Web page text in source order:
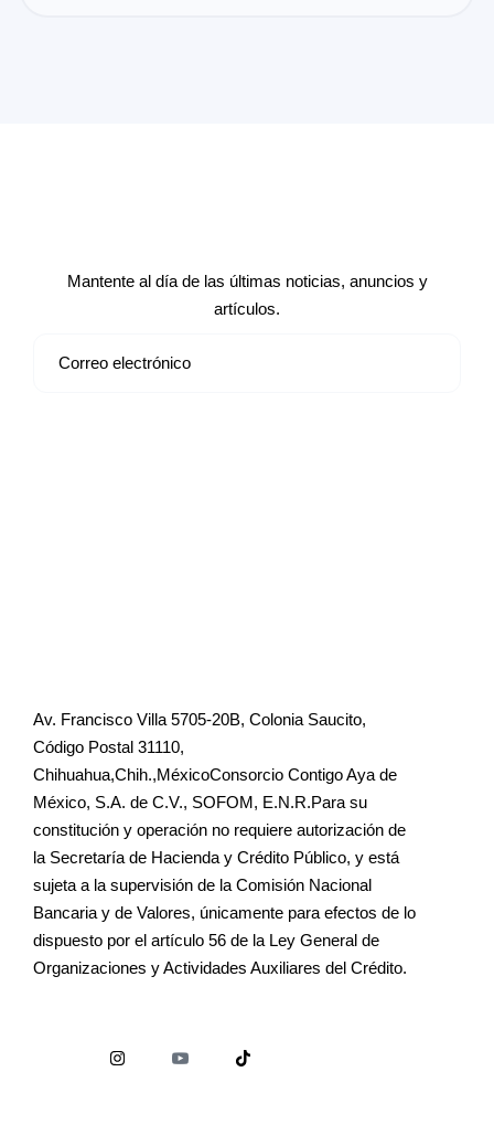
Mantente al día de las últimas noticias, anuncios y
artículos.
Av. Francisco Villa 5705-20B, Colonia Saucito,
Código Postal 31110,
Chihuahua,Chih.,MéxicoConsorcio Contigo Aya de
México, S.A. de C.V., SOFOM, E.N.R.Para su
constitución y operación no requiere autorización de
la Secretaría de Hacienda y Crédito Público, y está
sujeta a la supervisión de la Comisión Nacional
Bancaria y de Valores, únicamente para efectos de lo
dispuesto por el artículo 56 de la Ley General de
Organizaciones y Actividades Auxiliares del Crédito.